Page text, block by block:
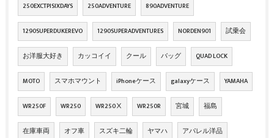
250EXCTPISIXDAYS 250ADVENTURE 890ADVENTURE
1290SUPERDUKEREVO 1290SUPERADVENTURES NORDEN901 試乗会
お洋服大好き カッコイイ クール バッグ QUAD LOCK
MOTO スマホマウント iPhoneケース galaxyケース YAMAHA
WR250F WR250 WR250Ⅹ WR250R 宮城 福島
在庫車両 オフ車 スズキ二輪 ヤマハ アパレル洋品